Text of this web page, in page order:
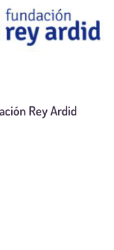
Rey Ardid